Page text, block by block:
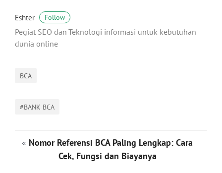
Eshter Follow
Pegiat SEO dan Teknologi informasi untuk kebutuhan
dunia online
BCA
#BANK BCA
« Nomor Referensi BCA Paling Lengkap: Cara
Cek, Fungsi dan Biayanya